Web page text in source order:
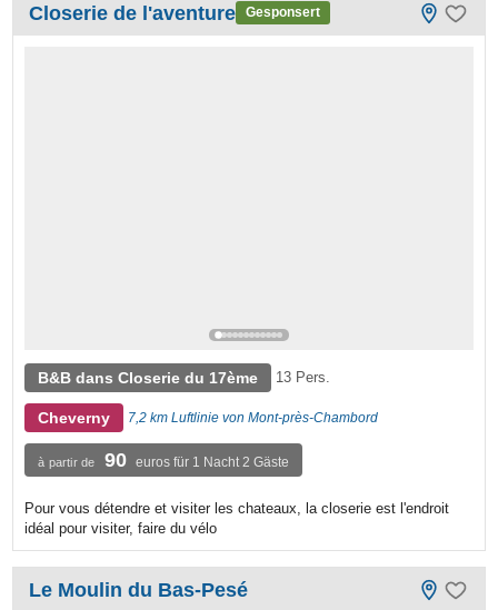
Closerie de l'aventure Gesponsert
B&B dans Closerie du 17ème 13 Pers.
Cheverny 7,2 km Luftlinie von Mont-près-Chambord
à partir de 90 euros für 1 Nacht 2 Gäste
Pour vous détendre et visiter les chateaux, la closerie est l'endroit
idéal pour visiter, faire du vélo
Le Moulin du Bas-Pesé